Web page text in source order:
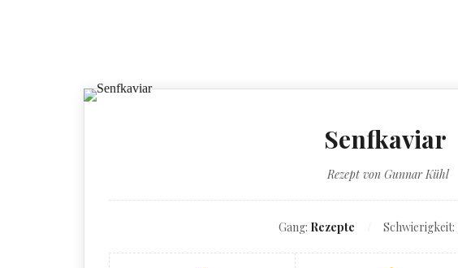
Senfkaviar
Rezept von Gunnar Kühl
Gang: Rezepte Schwierigkeit: